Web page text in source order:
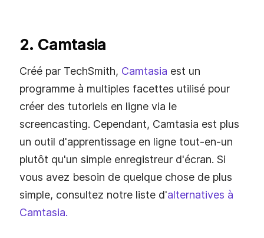
2. Camtasia
Créé par TechSmith, Camtasia est un
programme à multiples facettes utilisé pour
créer des tutoriels en ligne via le
screencasting. Cependant, Camtasia est plus
un outil d'apprentissage en ligne tout-en-un
plutôt qu'un simple enregistreur d'écran. Si
vous avez besoin de quelque chose de plus
simple, consultez notre liste d'alternatives à
Camtasia.